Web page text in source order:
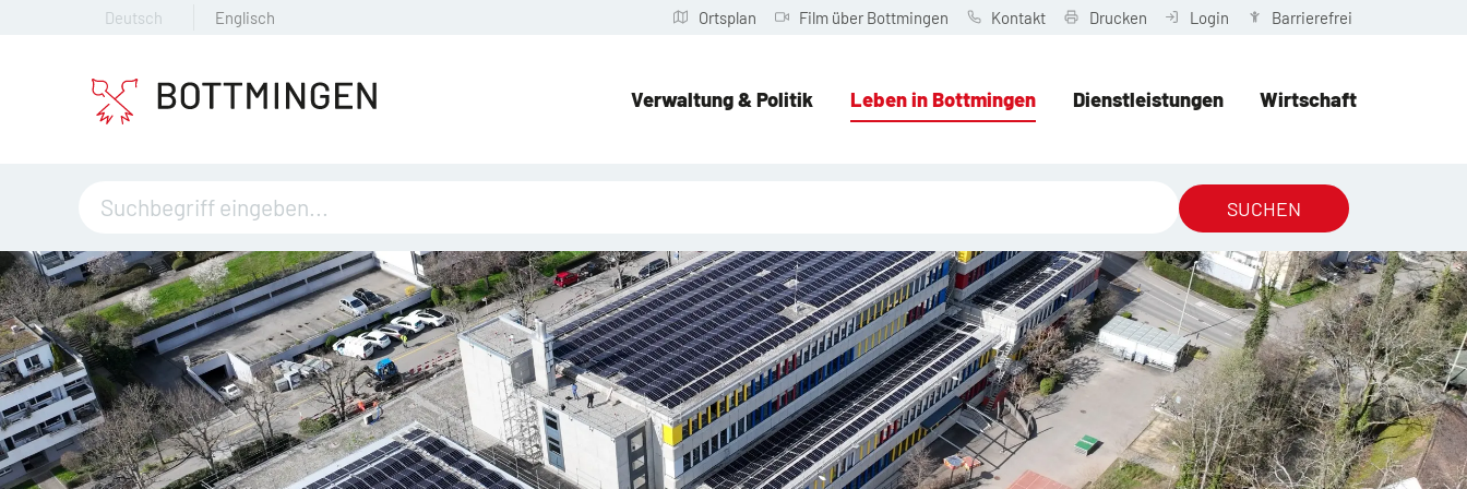
Deutsch Englisch Ortsplan Film über Bottmingen Kontakt Drucken Login Barrierefrei
Verwaltung & Politik Leben in Bottmingen Dienstleistungen Wirtschaft
SUCHEN